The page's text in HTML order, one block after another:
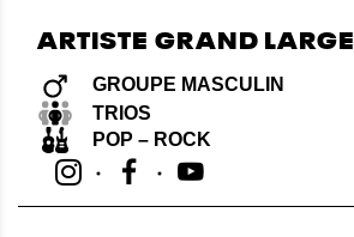
ARTISTE GRAND LARGE
GROUPE MASCULIN
TRIOS
POP – ROCK